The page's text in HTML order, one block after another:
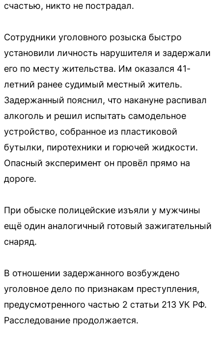
счастью, никто не пострадал.
Сотрудники уголовного розыска быстро
установили личность нарушителя и задержали
его по месту жительства. Им оказался 41-
летний ранее судимый местный житель.
Задержанный пояснил, что накануне распивал
алкоголь и решил испытать самодельное
устройство, собранное из пластиковой
бутылки, пиротехники и горючей жидкости.
Опасный эксперимент он провёл прямо на
дороге.
При обыске полицейские изъяли у мужчины
ещё один аналогичный готовый зажигательный
снаряд.
В отношении задержанного возбуждено
уголовное дело по признакам преступления,
предусмотренного частью 2 статьи 213 УК РФ.
Расследование продолжается.